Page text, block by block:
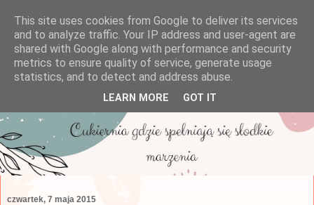
czwartek, 7 maja 2015
This site uses cookies from Google to deliver its services
and to analyze traffic. Your IP address and user-agent are
shared with Google along with performance and security
metrics to ensure quality of service, generate usage
statistics, and to detect and address abuse.
LEARN MORE GOT IT